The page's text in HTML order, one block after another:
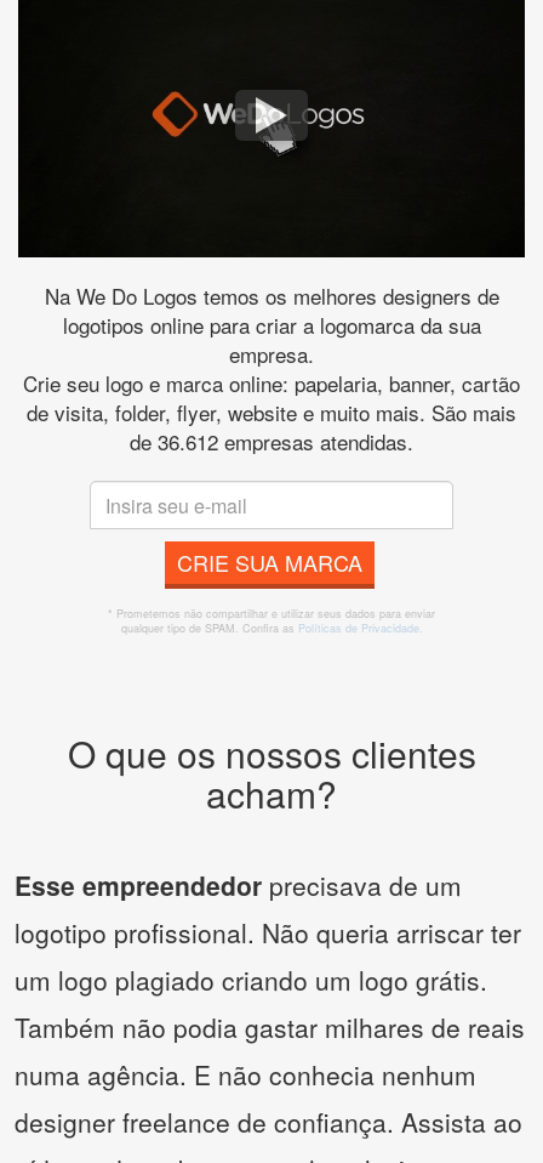
Na We Do Logos temos os melhores designers de
logotipos online para criar a logomarca da sua
empresa.
Crie seu logo e marca online: papelaria, banner, cartão
de visita, folder, flyer, website e muito mais. São mais
de 36.612 empresas atendidas.
CRIE SUA MARCA
* Prometemos não compartilhar e utilizar seus dados para enviar
qualquer tipo de SPAM. Confira as Políticas de Privacidade.
O que os nossos clientes
acham?
Esse empreendedor precisava de um
logotipo profissional. Não queria arriscar ter
um logo plagiado criando um logo grátis.
Também não podia gastar milhares de reais
numa agência. E não conhecia nenhum
designer freelance de confiança. Assista ao